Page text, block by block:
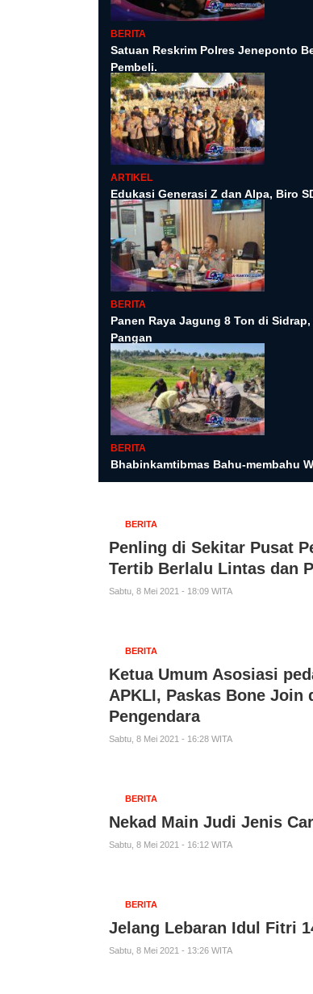
BERITA
Satuan Reskrim Polres Jeneponto
Pembeli.
ARTIKEL
Edukasi Generasi Z dan Alpa, Biro
BERITA
Panen Raya Jagung 8 Ton di
Pangan
BERITA
Bhabinkamtibmas Bahu-membahu
BERITA
Penling di Sekitar Pusat
Tertib Berlalu Lintas dan
Sabtu, 8 Mei 2021 - 18:09 WITA
BERITA
Ketua Umum Asosiasi
APKLI, Paskas Bone Join
Pengendara
Sabtu, 8 Mei 2021 - 16:28 WITA
BERITA
Nekad Main Judi Jenis
Sabtu, 8 Mei 2021 - 16:12 WITA
BERITA
Jelang Lebaran Idul Fitri
Sabtu, 8 Mei 2021 - 13:26 WITA